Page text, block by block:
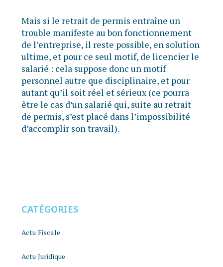
Mais si le retrait de permis entraîne un
trouble manifeste au bon fonctionnement
de l’entreprise, il reste possible, en solution
ultime, et pour ce seul motif, de licencier le
salarié : cela suppose donc un motif
personnel autre que disciplinaire, et pour
autant qu’il soit réel et sérieux (ce pourra
être le cas d’un salarié qui, suite au retrait
de permis, s’est placé dans l’impossibilité
d’accomplir son travail).
CATÉGORIES
Actu Fiscale
Actu Juridique